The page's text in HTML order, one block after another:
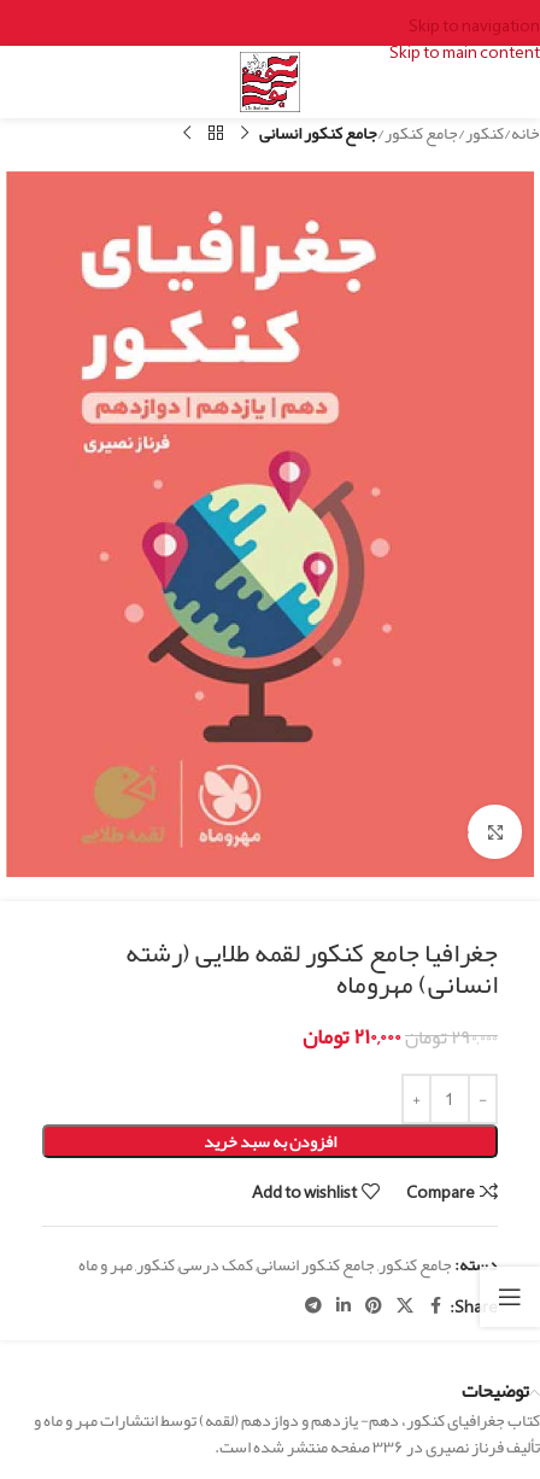
Skip to navigation
Skip to main content
خانه کنکور جامع کنکور جامع کنکور انسانی
Click to enlarge
جغرافیا جامع کنکور لقمه طلایی (رشته
انسانی) مهروماه
۲۹۰,۰۰۰تومان۲۱۰,۰۰۰تومان
افزودن به سبد خرید
Compare
Add to wishlist
دسته:جامع کنکور,جامع کنکور انسانی,کمک درسی,کنکور,مهر و ماه
Share:
توضیحات
کتاب جغرافیای کنکور، دهم- یازدهم و دوازدهم (لقمه) توسط انتشارات مهر و ماه و
تألیف فرناز نصیری در ۳۳۶ صفحه منتشر شده است.